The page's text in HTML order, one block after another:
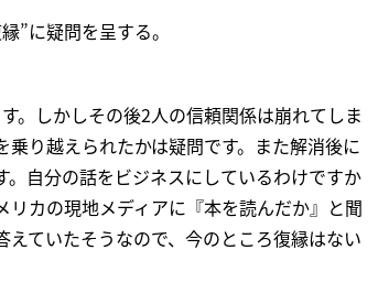
”に疑問を呈する。
。しかしその後2人の信頼関係は崩れてしま
り越えられたかは疑問です。また解消後に
自分の話をビジネスにしているわけですか
カの現地メディアに『本を読んだか』と聞
ていたそうなので、今のところ復縁はない